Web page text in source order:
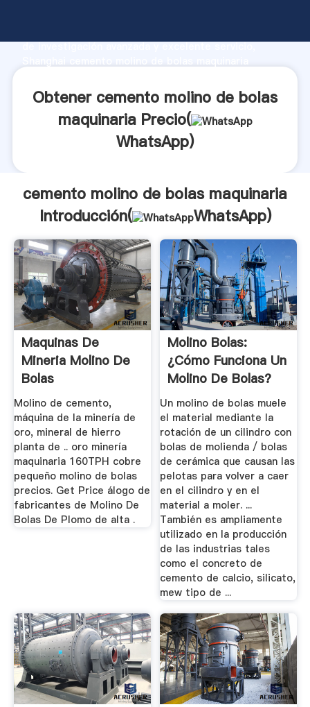
de investigación avanzada y excelente servicio,
clientes.
Obtener cemento molino de bolas
maquinaria Precio(
WhatsApp)
cemento molino de bolas maquinaria
Introducción(
WhatsApp)
Maquinas De
Mineria Molino De
Bolas
Molino de cemento,
máquina de la minería de
oro, mineral de hierro
planta de .. oro minería
maquinaria 160TPH cobre
pequeño molino de bolas
precios. Get Price álogo de
fabricantes de Molino De
Bolas De Plomo de alta .
Molino Bolas:
¿Cómo Funciona Un
Molino De Bolas?
Un molino de bolas muele
el material mediante la
rotación de un cilindro con
bolas de molienda / bolas
de cerámica que causan las
pelotas para volver a caer
en el cilindro y en el
material a moler. ...
También es ampliamente
utilizado en la producción
de las industrias tales
como el concreto de
cemento de calcio, silicato,
mew tipo de ...